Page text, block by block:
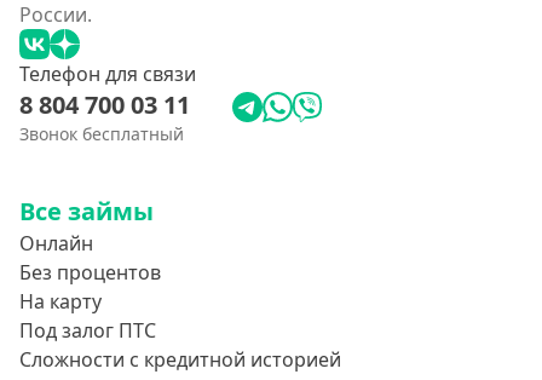
России.
Телефон для связи
8 804 700 03 11
Звонок бесплатный
Все займы
Онлайн
Без процентов
На карту
Под залог ПТС
Сложности с кредитной историей